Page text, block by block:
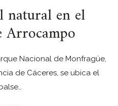
natural en el
Arrocampo
Nacional de Monfragüe,
de Cáceres, se ubica el